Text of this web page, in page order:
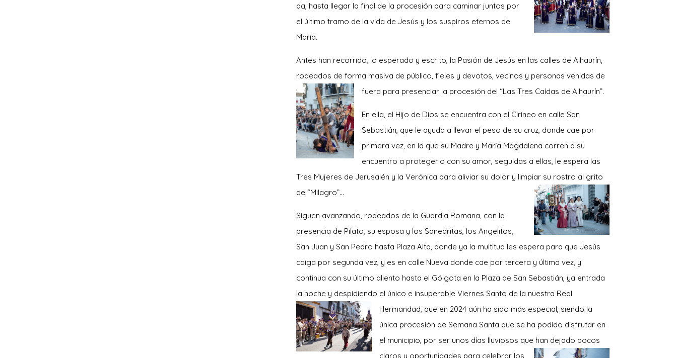
da, hasta llegar la final de la procesión para caminar juntos por
el último tramo de la vida de Jesús y los suspiros eternos de
María.
Antes han recorrido, lo esperado y escrito, la Pasión de Jesús en las calles de Alhaurín,
rodeados de forma masiva de público, fieles y devotos, vecinos y personas venidas de
fuera para presenciar la procesión del “Las Tres Caídas de Alhaurín”.
En ella, el Hijo de Dios se encuentra con el Cirineo en calle San
Sebastián, que le ayuda a llevar el peso de su cruz, donde cae por
primera vez, en la que su Madre y María Magdalena corren a su
encuentro a protegerlo con su amor, seguidas a ellas, le espera las
Tres Mujeres de Jerusalén y la Verónica para aliviar su dolor y limpiar su rostro al grito
de “Milagro”…
Siguen avanzando, rodeados de la Guardia Romana, con la
presencia de Pilato, su esposa y los Sanedritas, los Angelitos,
San Juan y San Pedro hasta Plaza Alta, donde ya la multitud les espera para que Jesús
caiga por segunda vez, y es en calle Nueva donde cae por tercera y última vez, y
continua con su último aliento hasta el Gólgota en la Plaza de San Sebastián, ya entrada
la noche y despidiendo el único e insuperable Viernes Santo de la nuestra Real
Hermandad, que en 2024 aún ha sido más especial, siendo la
única procesión de Semana Santa que se ha podido disfrutar en
el municipio, por ser unos días lluviosos que han dejado pocos
claros y oportunidades para celebrar los